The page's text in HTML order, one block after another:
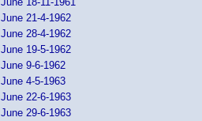
June 21-4-1962
June 28-4-1962
June 19-5-1962
June 9-6-1962
June 4-5-1963
June 22-6-1963
June 29-6-1963